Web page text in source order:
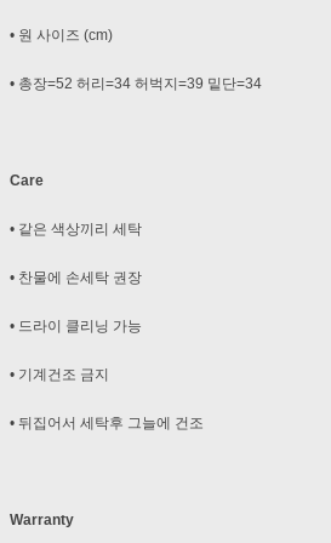
• 원 사이즈 (cm)
• 총장=52 허리=34 허벅지=39 밑단=34
Care
• 같은 색상끼리 세탁
• 찬물에 손세탁 권장
• 드라이 클리닝 가능
• 기계건조 금지
• 뒤집어서 세탁후 그늘에 건조
Warranty